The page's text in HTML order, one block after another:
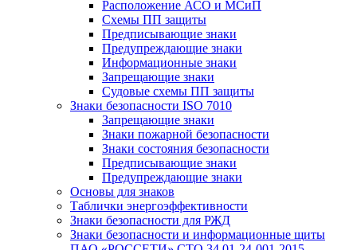
Расположение АСО и МСиП
Схемы ПП защиты
Предписывающие знаки
Предупреждающие знаки
Информационные знаки
Запрещающие знаки
Судовые схемы ПП защиты
Знаки безопасности ISO 7010
Запрещающие знаки
Знаки пожарной безопасности
Знаки состояния безопасности
Предписывающие знаки
Предупреждающие знаки
Основы для знаков
Таблички энергоэффективности
Знаки безопасности для РЖД
Знаки безопасности и информационные щиты